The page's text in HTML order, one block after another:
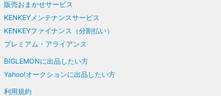
販売おまかせサービス
KENKEYメンテナンスサービス
KENKEYファイナンス（分割払い）
プレミアム・アライアンス
BIGLEMONに出品したい方
Yahoo!オークションに出品したい方
利用規約